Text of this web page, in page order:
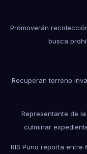
Promoverán
busca
Recuperan terreno
Representante de
culminar
RIS Puno reporta